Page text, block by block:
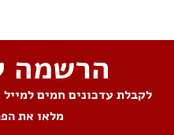
הרשמה
לקבלת עדכונים חמים
מלאו את